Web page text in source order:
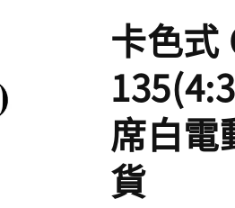
卡色式
席白電
貨